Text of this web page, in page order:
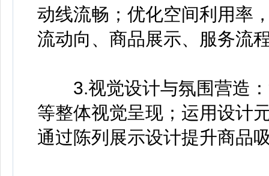
动线流畅；优化空间利用率
流动向、商品展示、服务流
3.视觉设计与氛围营造：
等整体视觉呈现；运用设计
通过陈列展示设计提升商品